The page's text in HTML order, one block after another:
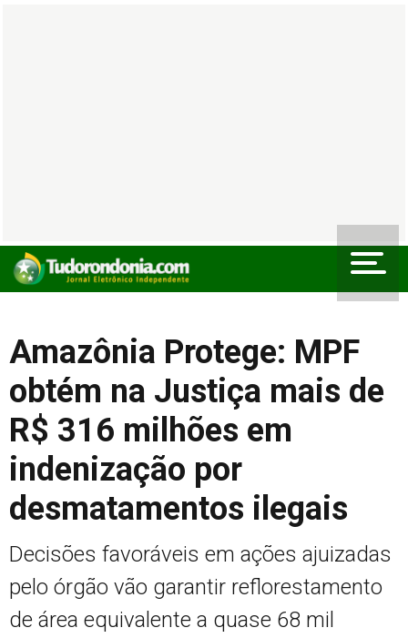
Amazônia Protege: MPF
obtém na Justiça mais de
R$ 316 milhões em
indenização por
desmatamentos ilegais
Decisões favoráveis em ações ajuizadas
pelo órgão vão garantir reflorestamento
de área equivalente a quase 68 mil